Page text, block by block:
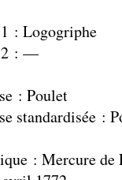
: Logogriphe
2 : —
: Poulet
standardisée :
: Mercure de